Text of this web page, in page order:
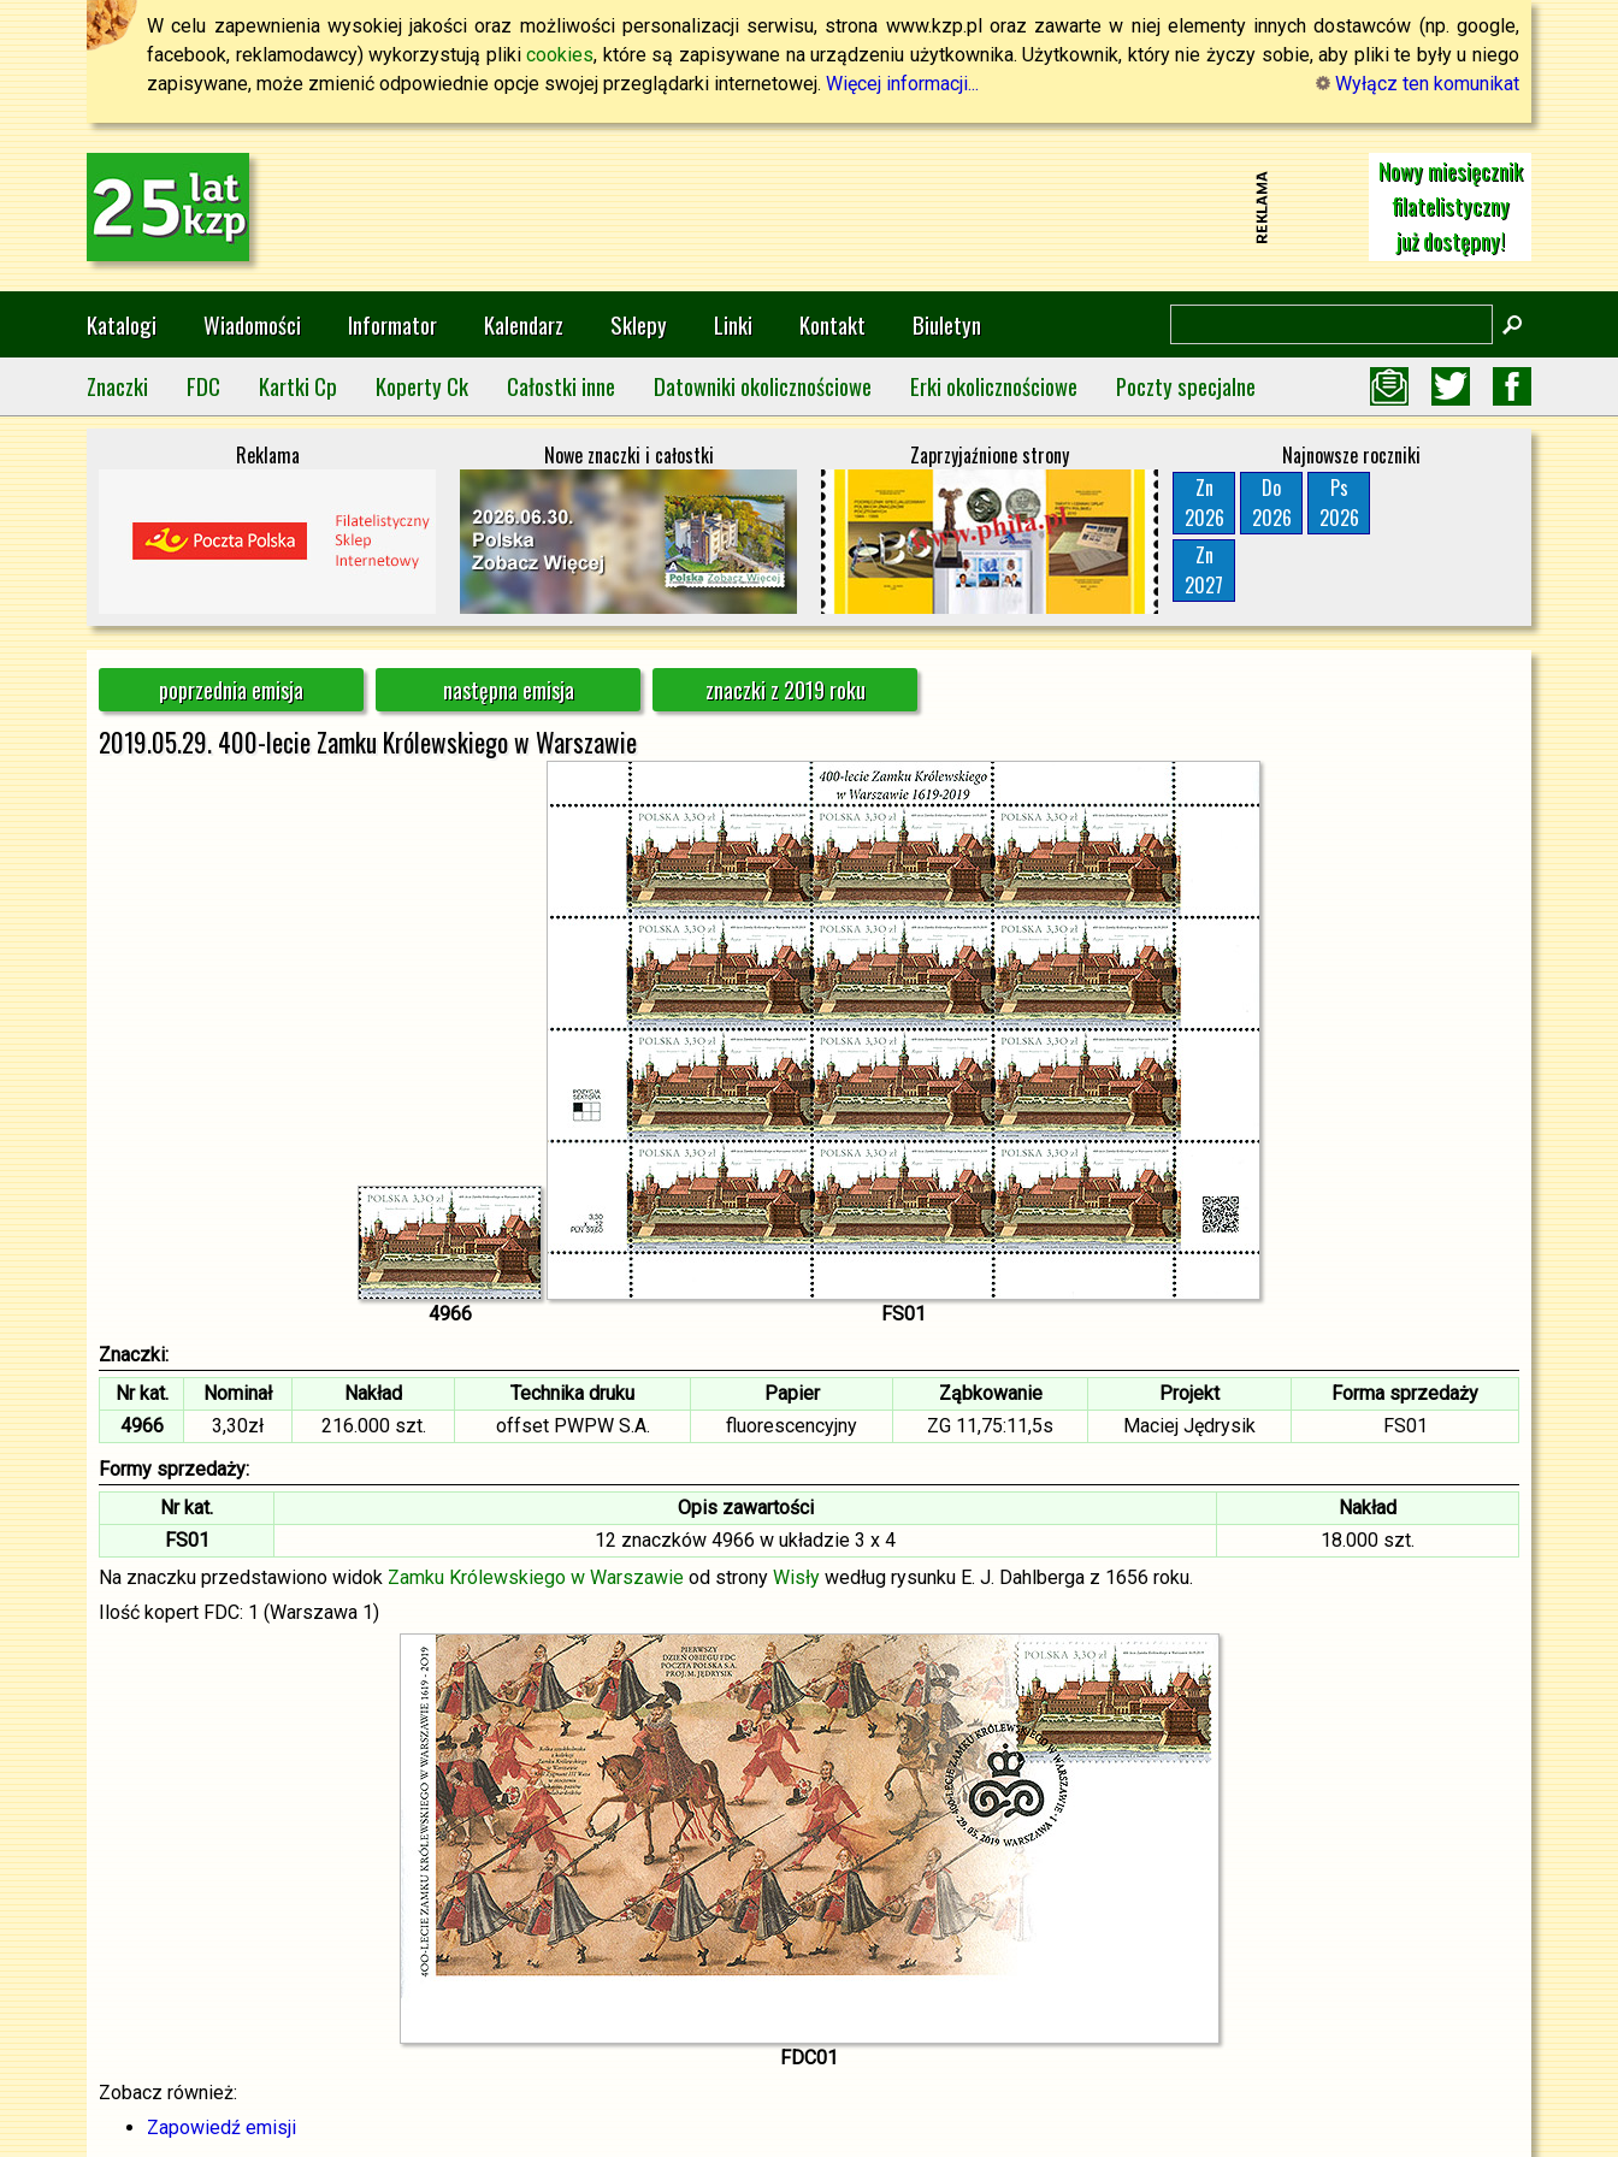
W celu zapewnienia wysokiej jakości oraz możliwości personalizacji serwisu, strona www.kzp.pl oraz zawarte w niej elementy innych dostawców (np. google,
facebook, reklamodawcy) wykorzystują plikicookies, które są zapisywane na urządzeniu użytkownika. Użytkownik, który nie życzy sobie, aby pliki te były u niego
zapisywane, może zmienić odpowiednie opcje swojej przeglądarki internetowej. Więcej informacji... Wyłącz ten komunikat
Nowy miesięcznik
filatelistyczny
już dostępny!
Katalogi Wiadomości Informator Kalendarz Sklepy Linki Kontakt
Biuletyn
Znaczki
FDC Kartki Cp Koperty Ck Całostki inne Datowniki okolicznościowe Erki okolicznościowe Poczty specjalne
Reklama Nowe znaczki i całostki Zaprzyjaźnione strony
Najnowsze roczniki
Zn
2026
Do
2026
Ps
2026
Zn
2027
poprzednia emisja następna emisja znaczki z 2019 roku
2019.05.29. 400-lecie Zamku Królewskiego w Warszawie
4966
FS01
Znaczki:
Nr kat.
Nominał Nakład Technika druku Papier Ząbkowanie Projekt
Forma sprzedaży
4966
3,30zł 216.000 szt. offset PWPW S.A. fluorescencyjny ZG 11,75:11,5s Maciej Jędrysik
FS01
Formy sprzedaży:
Nr kat.
Opis zawartości
Nakład
FS01
12 znaczków 4966 w układzie 3 x 4
18.000 szt.
Na znaczku przedstawiono widok Zamku Królewskiego w Warszawie od strony Wisły według rysunku E. J. Dahlberga z 1656 roku.
Ilość kopert FDC: 1 (Warszawa 1)
FDC01
Zobacz również:
Zapowiedź emisji